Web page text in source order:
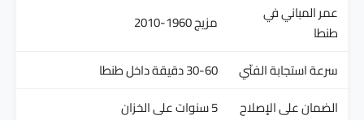
عمر المباني في
طنطا
مزيج 1960-2010
سرعة استجابة الفنّي
30-60 دقيقة داخل طنطا
الضمان على الإصلاح
5 سنوات على الخزان